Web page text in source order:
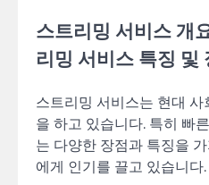
스트리밍 서비스 개
리밍 서비스 특징 및
스트리밍 서비스는 현대
을 하고 있습니다. 특히 빠
는 다양한 장점과 특징을
에게 인기를 끌고 있습니다.